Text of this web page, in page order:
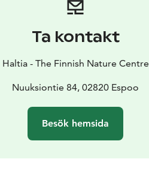
Ta kontakt
Haltia - The Finnish Nature Centre
Nuuksiontie 84, 02820 Espoo
Besök hemsida